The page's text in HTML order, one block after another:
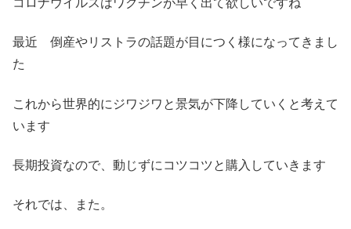
最近 倒産やリストラの話題が目につく様になってきまし
た
これから世界的にジワジワと景気が下降していくと考えて
います
長期投資なので、動じずにコツコツと購入していきます
それでは、また。